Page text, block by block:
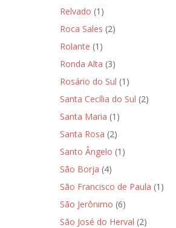
Relvado (1)
Roca Sales (2)
Rolante (1)
Ronda Alta (3)
Rosário do Sul (1)
Santa Cecília do Sul (2)
Santa Maria (1)
Santa Rosa (2)
Santo Ângelo (1)
São Borja (4)
São Francisco de Paula (1)
São Jerônimo (6)
São José do Herval (2)